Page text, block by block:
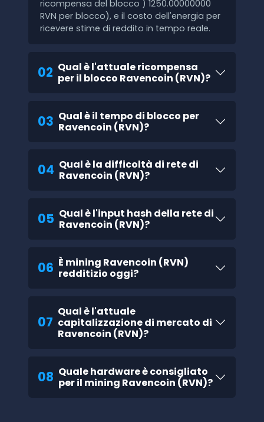
ricompensa del blocco ) 1250.00000000
RVN per blocco), e il costo dell'energia per
ricevere stime di reddito in tempo reale.
02 Qual è l'attuale ricompensa
per il blocco Ravencoin (RVN)?
03 Qual è il tempo di blocco per
Ravencoin (RVN)?
04 Qual è la difficoltà di rete di
Ravencoin (RVN)?
05 Qual è l'input hash della rete di
Ravencoin (RVN)?
06 È mining Ravencoin (RVN)
redditizio oggi?
07
Qual è l'attuale
capitalizzazione di mercato di
Ravencoin (RVN)?
08 Quale hardware è consigliato
per il mining Ravencoin (RVN)?